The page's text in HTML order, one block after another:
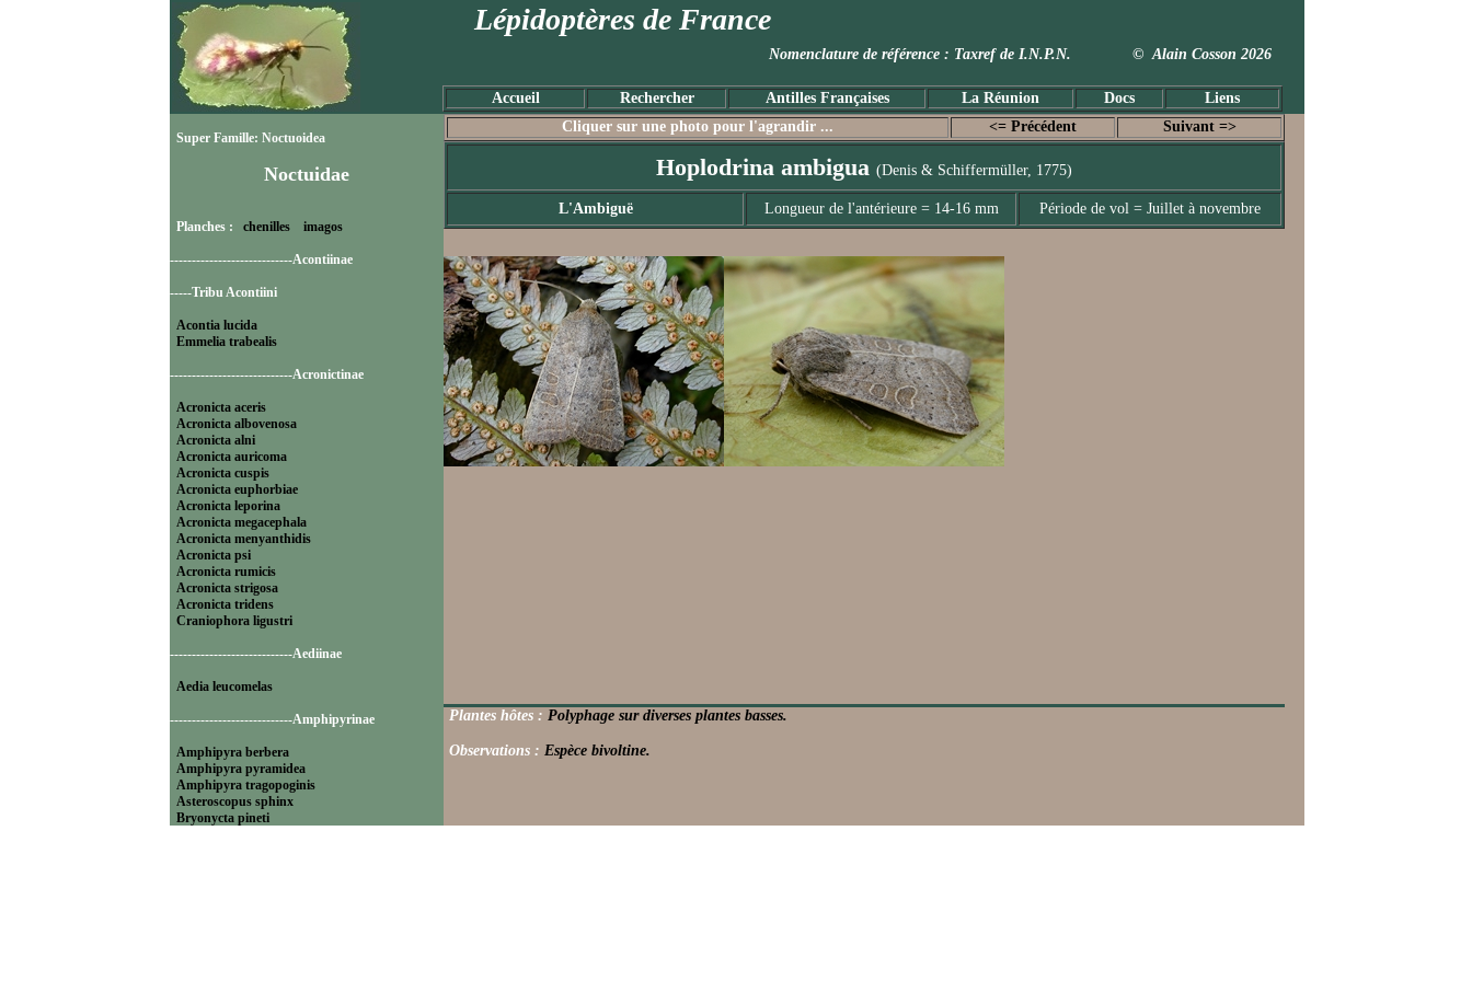
Lépidoptères de France
Nomenclature de référence : Taxref de I.N.P.N. © Alain Cosson 2026
Accueil Rechercher Antilles Françaises La Réunion Docs Liens
Super Famille: Noctuoidea
Noctuidae
Planches : chenilles imagos
----------------------------Acontiinae
-----Tribu Acontiini
Acontia lucida
Emmelia trabealis
----------------------------Acronictinae
Acronicta aceris
Acronicta albovenosa
Acronicta alni
Acronicta auricoma
Acronicta cuspis
Acronicta euphorbiae
Acronicta leporina
Acronicta megacephala
Acronicta menyanthidis
Acronicta psi
Acronicta rumicis
Acronicta strigosa
Acronicta tridens
Craniophora ligustri
----------------------------Aediinae
Aedia leucomelas
----------------------------Amphipyrinae
Amphipyra berbera
Amphipyra pyramidea
Amphipyra tragopoginis
Asteroscopus sphinx
Bryonycta pineti
Cliquer sur une photo pour l'agrandir ... <= Précédent Suivant =>
Hoplodrina ambigua (Denis & Schiffermüller, 1775)
L'Ambiguë Longueur de l'antérieure = 14-16 mm Période de vol = Juillet à novembre
Plantes hôtes : Polyphage sur diverses plantes basses.
Observations : Espèce bivoltine.